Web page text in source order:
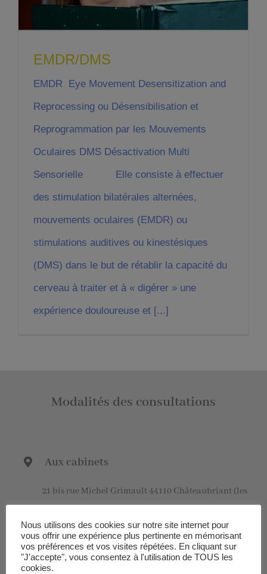
EMDR/DMS
EMDR Eye Movement Desensitization and
Reprocessing ou Désensibilisation et
Reprogrammation par les Mouvements
Oculaires DMS Désactivation Multi
Sensorielle Elle consiste à effectuer
des stimulation bilatérales alternées,
mouvements oculaires (EMDR) ou
stimulations auditives ou kinestésiques
(DMS) dans le but de rétablir la capacité du
cerveau à traiter et à « digérer » une
expérience douloureuse et [...]
Modalités des consultations
Aux cabinets
21 bis rue Michel Grimault 44110 Châteaubriant (les
2 la Métairie neuve 44110 Erbray (sur la route
de Juigné les Moutiers)
Nous utilisons des cookies sur notre site internet pour
vous offrir une expérience plus pertinente en mémorisant
vos préférences et vos visites répétées. En cliquant sur
"J'accepte", vous consentez à l'utilisation de TOUS les
cookies.